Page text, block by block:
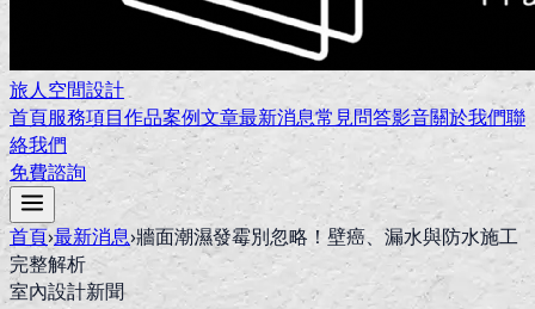
旅人空間設計
首頁服務項目作品案例文章最新消息常見問答影音關於我們聯
絡我們
免費諮詢
首頁›最新消息›牆面潮濕發霉別忽略！壁癌、漏水與防水施工
完整解析
室內設計新聞